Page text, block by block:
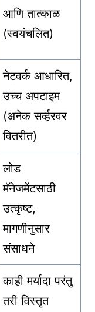
आणि तात्काळ
(स्वयंचलित)
नेटवर्क आधारित,
उच्च अपटाइम
(अनेक सर्व्हरवर
वितरीत)
लोड
मॅनेजमेंटसाठी
उत्कृष्ट,
मागणीनुसार
संसाधने
काही मर्यादा परंतु
तरी विस्तृत